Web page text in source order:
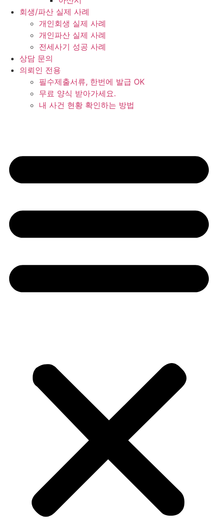
회생/파산 실제 사례
개인회생 실제 사례
개인파산 실제 사례
전세사기 성공 사례
상담 문의
의뢰인 전용
필수제출서류, 한번에 발급 OK
무료 양식 받아가세요.
내 사건 현황 확인하는 방법